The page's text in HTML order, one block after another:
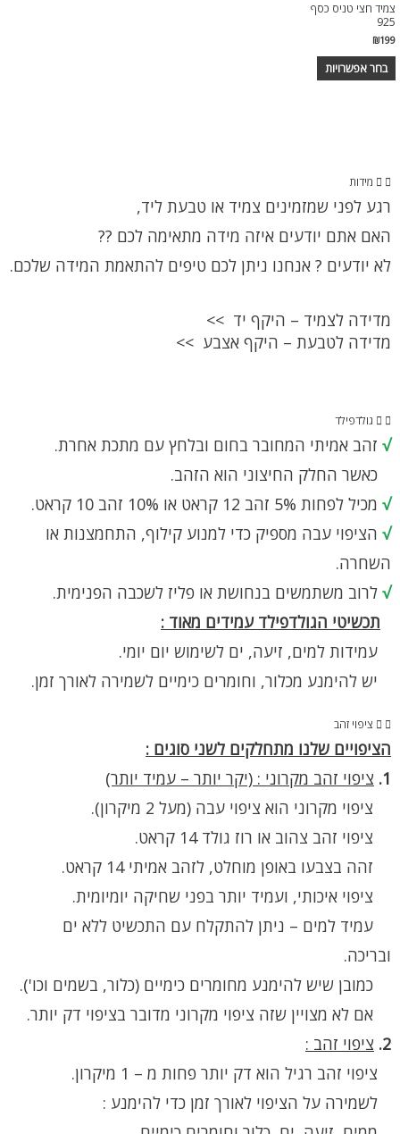
צמיד חצי טניס כסף
925
₪199
בחר אפשרויות
מידות
רגע לפני שמזמינים צמיד או טבעת ליד,
האם אתם יודעים איזה מידה מתאימה לכם ??
לא יודעים ? אנחנו ניתן לכם טיפים להתאמת המידה שלכם.
מדידה לצמיד – היקף יד >>
מדידה לטבעת – היקף אצבע >>
גולדפילד
√ זהב אמיתי המחובר בחום ובלחץ עם מתכת אחרת.
כאשר החלק החיצוני הוא הזהב.
√ מכיל לפחות 5% זהב 12 קראט או 10% זהב 10 קראט.
√ הציפוי עבה מספיק כדי למנוע קילוף, התחמצנות או
השחרה.
√ לרוב משתמשים בנחושת או פליז לשכבה הפנימית.
תכשיטי הגולדפילד עמידים מאוד :
עמידות למים, זיעה, ים לשימוש יום יומי.
יש להימנע מכלור, וחומרים כימיים לשמירה לאורך זמן.
ציפוי זהב
הציפויים שלנו מתחלקים לשני סוגים :
1. ציפוי זהב מקרוני : (יקר יותר – עמיד יותר)
ציפוי מקרוני הוא ציפוי עבה (מעל 2 מיקרון).
ציפוי זהב צהוב או רוז גולד 14 קראט.
זהה בצבעו באופן מוחלט, לזהב אמיתי 14 קראט.
ציפוי איכותי, ועמיד יותר בפני שחיקה יומיומית.
עמיד למים – ניתן להתקלח עם התכשיט ללא ים
ובריכה.
כמובן שיש להימנע מחומרים כימיים (כלור, בשמים וכו').
אם לא מצויין שזה ציפוי מקרוני מדובר בציפוי דק יותר.
2. ציפוי זהב :
ציפוי זהב רגיל הוא דק יותר פחות מ – 1 מיקרון.
לשמירה על הציפוי לאורך זמן כדי להימנע :